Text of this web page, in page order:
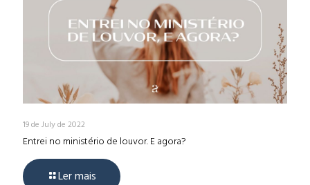
19 de July de 2022
Entrei no ministério de louvor. E agora?
Ler mais